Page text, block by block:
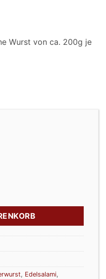
Wurst von ca. 200g je
, Edelsalami,